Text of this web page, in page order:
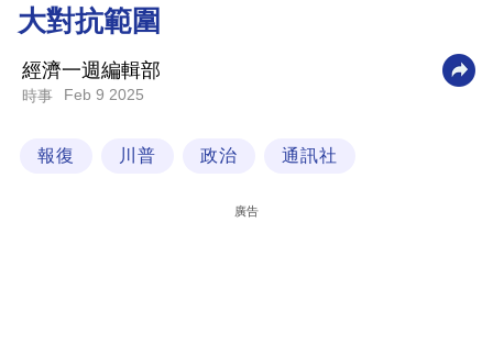
商
業
科
大對抗範圍
經濟一週編輯部
時事 Feb 9 2025
報復 川普 政治 通訊社
廣告